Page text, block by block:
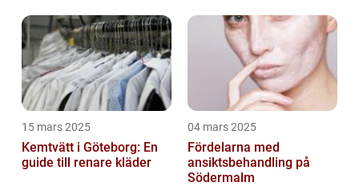
15 mars 2025
Kemtvätt i Göteborg: En
guide till renare kläder
04 mars 2025
Fördelarna med
ansiktsbehandling på
Södermalm